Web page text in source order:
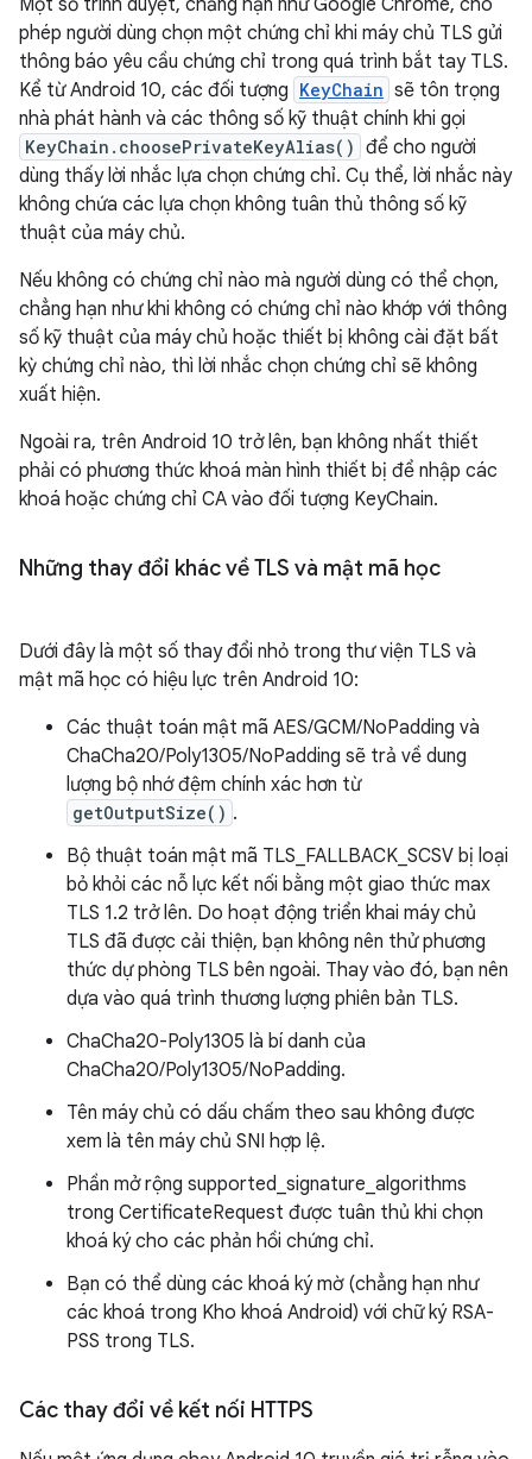
Một số trình duyệt, chẳng hạn như Google Chrome, cho
phép người dùng chọn một chứng chỉ khi máy chủ TLS gửi
thông báo yêu cầu chứng chỉ trong quá trình bắt tay TLS.
Kể từ Android 10, các đối tượng KeyChain sẽ tôn trọng
nhà phát hành và các thông số kỹ thuật chính khi gọi
KeyChain.choosePrivateKeyAlias() để cho người
dùng thấy lời nhắc lựa chọn chứng chỉ. Cụ thể, lời nhắc này
không chứa các lựa chọn không tuân thủ thông số kỹ
thuật của máy chủ.
Nếu không có chứng chỉ nào mà người dùng có thể chọn,
chẳng hạn như khi không có chứng chỉ nào khớp với thông
số kỹ thuật của máy chủ hoặc thiết bị không cài đặt bất
kỳ chứng chỉ nào, thì lời nhắc chọn chứng chỉ sẽ không
xuất hiện.
Ngoài ra, trên Android 10 trở lên, bạn không nhất thiết
phải có phương thức khoá màn hình thiết bị để nhập các
khoá hoặc chứng chỉ CA vào đối tượng KeyChain.
Những thay đổi khác về TLS và mật mã học
Dưới đây là một số thay đổi nhỏ trong thư viện TLS và
mật mã học có hiệu lực trên Android 10:
Các thuật toán mật mã AES/GCM/NoPadding và
ChaCha20/Poly1305/NoPadding sẽ trả về dung
lượng bộ nhớ đệm chính xác hơn từ
getOutputSize() .
Bộ thuật toán mật mã TLS_FALLBACK_SCSV bị loại
bỏ khỏi các nỗ lực kết nối bằng một giao thức max
TLS 1.2 trở lên. Do hoạt động triển khai máy chủ
TLS đã được cải thiện, bạn không nên thử phương
thức dự phòng TLS bên ngoài. Thay vào đó, bạn nên
dựa vào quá trình thương lượng phiên bản TLS.
ChaCha20-Poly1305 là bí danh của
ChaCha20/Poly1305/NoPadding.
Tên máy chủ có dấu chấm theo sau không được
xem là tên máy chủ SNI hợp lệ.
Phần mở rộng supported_signature_algorithms
trong CertificateRequest được tuân thủ khi chọn
khoá ký cho các phản hồi chứng chỉ.
Bạn có thể dùng các khoá ký mờ (chẳng hạn như
các khoá trong Kho khoá Android) với chữ ký RSA-
PSS trong TLS.
Các thay đổi về kết nối HTTPS